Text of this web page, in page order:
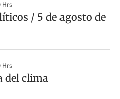
Hrs
/ 5 de agosto de
Hrs
del clima